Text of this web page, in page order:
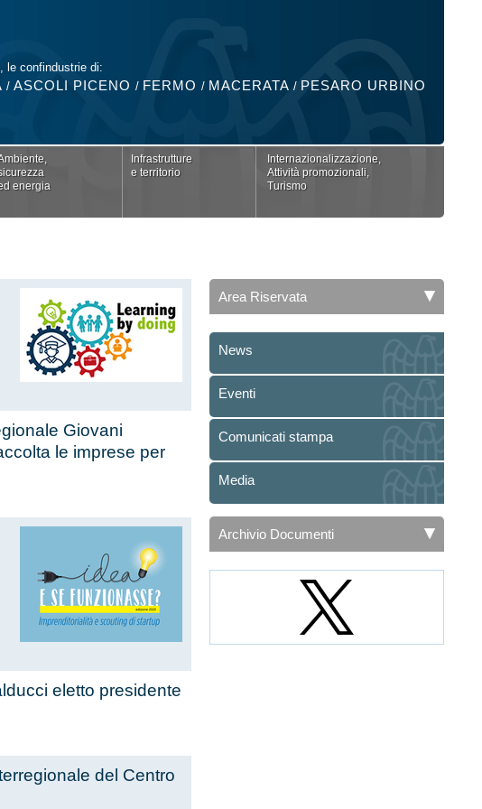
le confindustrie di:
/ ASCOLI PICENO / FERMO / MACERATA / PESARO URBINO
energia
Infrastrutture
e territorio
Internazionalizzazione,
Attività promozionali,
Turismo
Giovani
le imprese per
eletto presidente
del Centro
Area Riservata
News
Eventi
Comunicati stampa
Media
Archivio Documenti